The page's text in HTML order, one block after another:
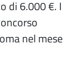
di 6.000 €. I
nel mese